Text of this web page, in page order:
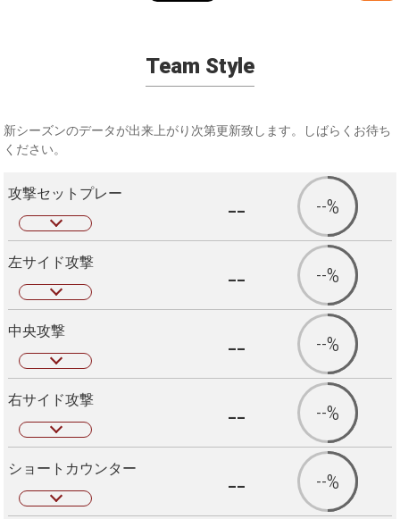
Team Style
新シーズンのデータが出来上がり次第更新致します。しばらくお待ち
ください。
攻撃セットプレー -- --%
左サイド攻撃 -- --%
中央攻撃 -- --%
右サイド攻撃 -- --%
ショートカウンター -- --%